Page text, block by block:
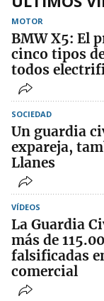
MOTOR
BMW X5: El
cinco tipos
todos
SOCIEDAD
Un guardia
expareja,
Llanes
VÍDEOS
La Guardia
más de
falsificadas
comercial